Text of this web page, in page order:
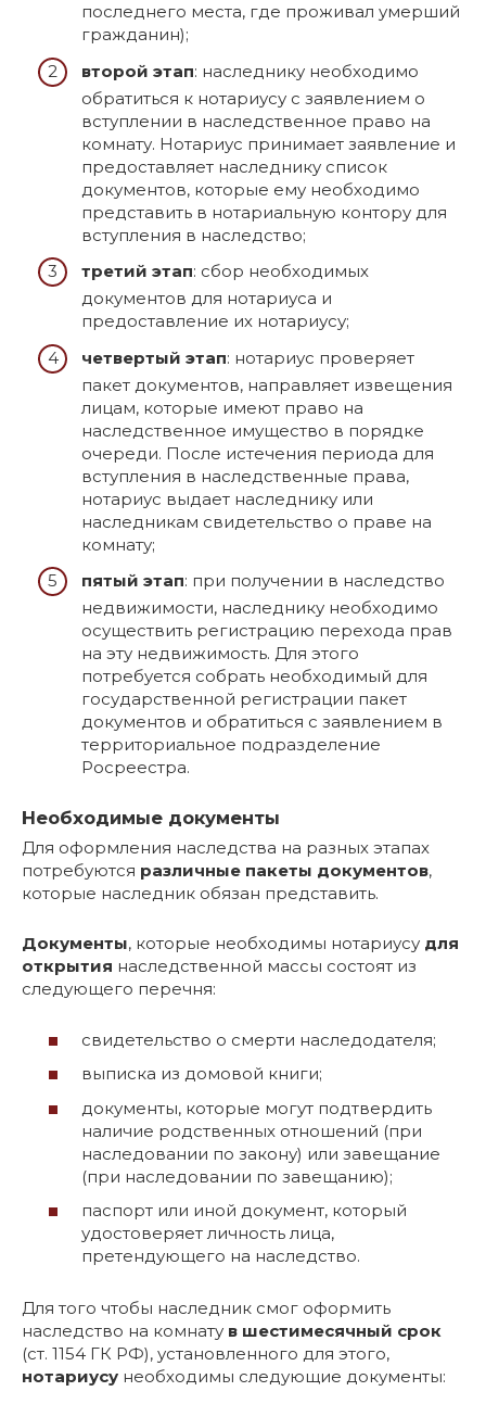
последнего места, где проживал умерший
гражданин);
второй этап: наследнику необходимо
обратиться к нотариусу с заявлением о
вступлении в наследственное право на
комнату. Нотариус принимает заявление и
предоставляет наследнику список
документов, которые ему необходимо
представить в нотариальную контору для
вступления в наследство;
третий этап: сбор необходимых
документов для нотариуса и
предоставление их нотариусу;
четвертый этап: нотариус проверяет
пакет документов, направляет извещения
лицам, которые имеют право на
наследственное имущество в порядке
очереди. После истечения периода для
вступления в наследственные права,
нотариус выдает наследнику или
наследникам свидетельство о праве на
комнату;
пятый этап: при получении в наследство
недвижимости, наследнику необходимо
осуществить регистрацию перехода прав
на эту недвижимость. Для этого
потребуется собрать необходимый для
государственной регистрации пакет
документов и обратиться с заявлением в
территориальное подразделение
Росреестра.
Необходимые документы
Для оформления наследства на разных этапах
потребуются различные пакеты документов,
которые наследник обязан представить.
Документы, которые необходимы нотариусу для
открытия наследственной массы состоят из
следующего перечня:
свидетельство о смерти наследодателя;
выписка из домовой книги;
документы, которые могут подтвердить
наличие родственных отношений (при
наследовании по закону) или завещание
(при наследовании по завещанию);
паспорт или иной документ, который
удостоверяет личность лица,
претендующего на наследство.
Для того чтобы наследник смог оформить
наследство на комнату в шестимесячный срок
(ст. 1154 ГК РФ), установленного для этого,
нотариусу необходимы следующие документы: